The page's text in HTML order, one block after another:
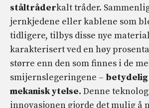
ståltråderkalt tråder.
jernkjedene eller kablene som
tidligere, tilbys disse nye
karakterisert ved en høy
større enn den som finnes i de
smijernslegeringene –
mekanisk ytelse. Denne
innovasjonen gjorde det mulig å